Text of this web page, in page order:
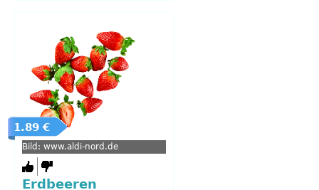
1.89 €
Bild: www.aldi-nord.de
Erdbeeren